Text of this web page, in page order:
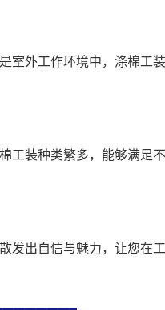
外工作环境中，涤棉工
装种类繁多，能够满足
出自信与魅力，让您在工